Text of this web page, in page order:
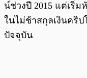
น์ช่วงปี 2015 แต่เริ่ม
ในไม่ช้าสกุลเงินคริ
ปัจจุบัน